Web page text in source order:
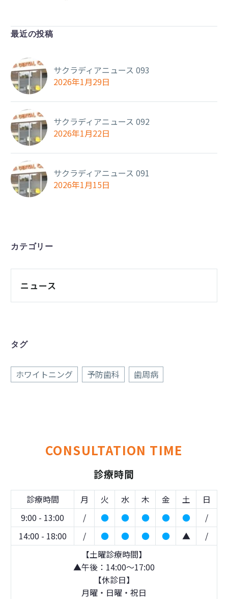
最近の投稿
サクラディアニュース 093
2026年1月29日
サクラディアニュース 092
2026年1月22日
サクラディアニュース 091
2026年1月15日
カテゴリー
ニュース
タグ
ホワイトニング 予防歯科 歯周病
CONSULTATION TIME
診療時間
診療時間 月 火 水 木 金 土
日
9:00 - 13:00
/ ● ● ● ● ●
/
14:00 - 18:00
/ ● ● ● ● ▲
/
【土曜診療時間】
▲午後：14:00～17:00
【休診日】
月曜・日曜・祝日